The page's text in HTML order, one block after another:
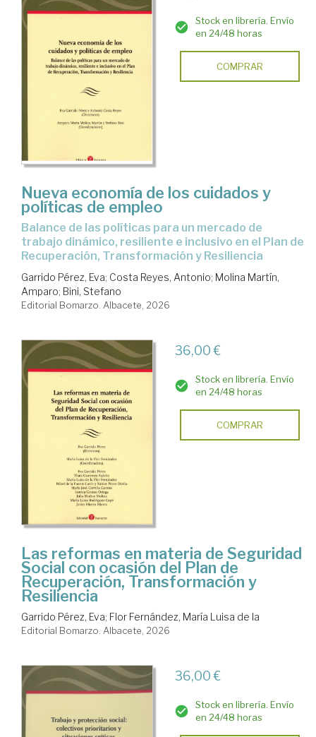
Stock en librería. Envío
en 24/48 horas
COMPRAR
Nueva economía de los cuidados y
políticas de empleo
Balance de las políticas para un mercado de
trabajo dinámico, resiliente e inclusivo en el Plan de
Recuperación, Transformación y Resiliencia
Garrido Pérez, Eva; Costa Reyes, Antonio; Molina Martín,
Amparo; Bini, Stefano
Editorial Bomarzo. Albacete, 2026
36,00 €
Stock en librería. Envío
en 24/48 horas
COMPRAR
Las reformas en materia de Seguridad
Social con ocasión del Plan de
Recuperación, Transformación y
Resiliencia
Garrido Pérez, Eva; Flor Fernández, María Luisa de la
Editorial Bomarzo. Albacete, 2026
36,00 €
Stock en librería. Envío
en 24/48 horas